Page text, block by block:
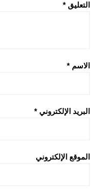
التعليق *
الاسم *
البريد الإلكتروني *
الموقع الإلكتروني